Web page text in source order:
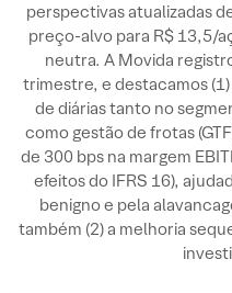
perspectivas atualizadas
preço-alvo para R$ 13,5/
neutra. A Movida
trimestre, e destacamos
de diárias tanto no
como gestão de frotas
de 300 bps na margem
efeitos do IFRS 16),
benigno e pela
também (2) a melhoria